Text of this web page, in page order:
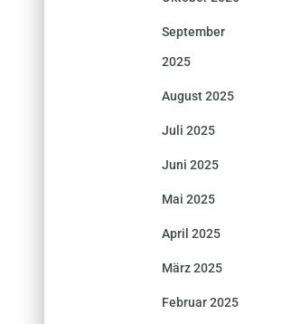
September
2025
August 2025
Juli 2025
Juni 2025
Mai 2025
April 2025
März 2025
Februar 2025